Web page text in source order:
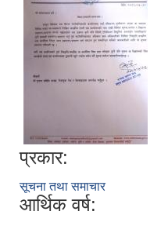
प्रकार:
सूचना तथा समाचार
आर्थिक वर्ष: